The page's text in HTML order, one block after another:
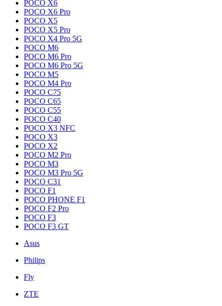
POCO X6
POCO X6 Pro
POCO X5
POCO X5 Pro
POCO X4 Pro 5G
POCO M6
POCO M6 Pro
POCO M6 Pro 5G
POCO M5
POCO M4 Pro
POCO C75
POCO C65
POCO C55
POCO C40
POCO X3 NFC
POCO X3
POCO X2
POCO M2 Pro
POCO M3
POCO M3 Pro 5G
POCO C31
POCO F1
POCO PHONE F1
POCO F2 Pro
POCO F3
POCO F3 GT
Asus
Philips
Fly
ZTE